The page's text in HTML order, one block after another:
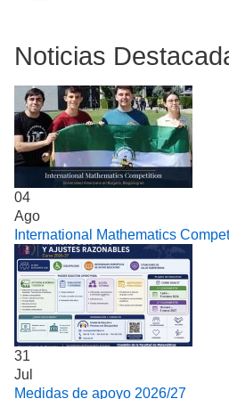
Noticias
04
Ago
International Mathematics
31
Jul
Medidas de apoyo 2026/27